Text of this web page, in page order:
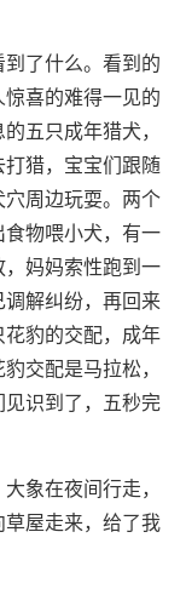
了什么。看到的
喜的难得一见的
五只成年猎犬，
猎，宝宝们跟随
周边玩耍。两个
物喂小犬，有一
，妈妈索性跑到一
解纠纷，再回来
豹的交配，成年
交配是马拉松，
见识到了，五秒完
象在夜间行走，
屋走来，给了我